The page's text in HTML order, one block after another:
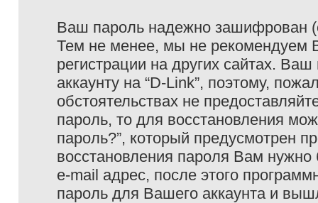
Ваш пароль надежно зашифрован
Тем не менее, мы не рекомендуем
регистрации на других сайтах.
аккаунту на “D-Link”, поэтому,
обстоятельствах не
пароль, то для восстановления
пароль?”, который предусмотрен
восстановления пароля Вам
e-mail адрес, после этого
пароль для Вашего аккаунта и